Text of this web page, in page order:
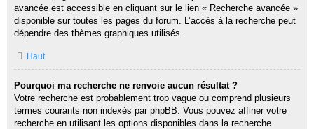
avancée est accessible en cliquant sur le lien « Recherche avancée »
disponible sur toutes les pages du forum. L’accès à la recherche peut
dépendre des thèmes graphiques utilisés.
Haut
Pourquoi ma recherche ne renvoie aucun résultat ?
Votre recherche est probablement trop vague ou comprend plusieurs
termes courants non indexés par phpBB. Vous pouvez affiner votre
recherche en utilisant les options disponibles dans la recherche